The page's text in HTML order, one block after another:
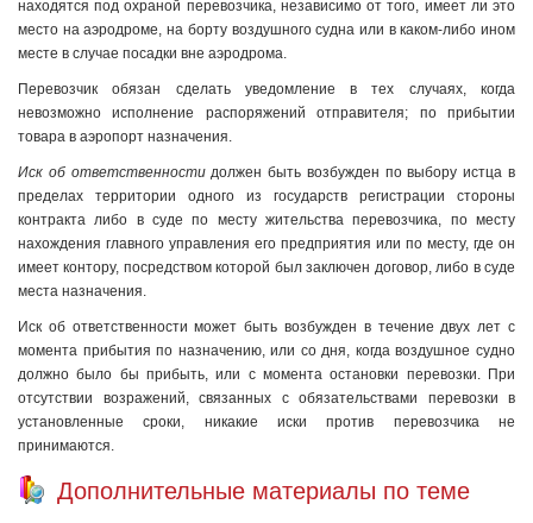
находятся под охраной перевозчика, независимо от того, имеет ли это
место на аэродроме, на борту воздушного судна или в каком-либо ином
месте в случае посадки вне аэродрома.
Перевозчик обязан сделать уведомление в тех случаях, когда
невозможно исполнение распоряжений отправителя; по прибытии
товара в аэропорт назначения.
Иск об ответственности должен быть возбужден по выбору истца в
пределах территории одного из государств регистрации стороны
контракта либо в суде по месту жительства перевозчика, по месту
нахождения главного управления его предприятия или по месту, где он
имеет контору, посредством которой был заключен договор, либо в суде
места назначения.
Иск об ответственности может быть возбужден в течение двух лет с
момента прибытия по назначению, или со дня, когда воздушное судно
должно было бы прибыть, или с момента остановки перевозки. При
отсутствии возражений, связанных с обязательствами перевозки в
установленные сроки, никакие иски против перевозчика не
принимаются.
Дополнительные материалы по теме